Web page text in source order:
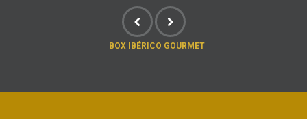
BOX IBÉRICO GOURMET